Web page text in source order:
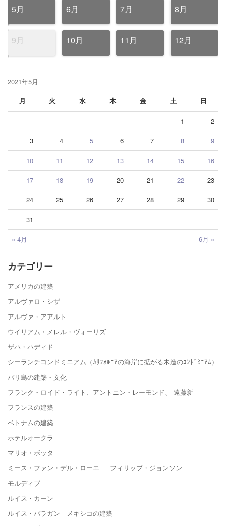
5月 6月 7月 8月
9月 10月 11月 12月
2021年5月
月
火 水 木 金 土 日
« 4月 6月 »
1 2
3 4 5 6 7 8 9
10 11 12 13 14 15 16
17 18 19 20 21 22 23
24 25 26 27 28 29 30
31
カテゴリー
アメリカの建築
アルヴァロ・シザ
アルヴァ・アアルト
ウイリアム・メレル・ヴォーリズ
ザハ・ハディド
シーランチコンドミニアム（ｶﾘﾌｫﾙﾆｱの海岸に拡がる木造のｺﾝﾄﾞﾐﾆｱﾑ）
バリ島の建築・文化
フランク・ロイド・ライト、アントニン・レーモンド、 遠藤新
フランスの建築
ベトナムの建築
ホテルオークラ
マリオ・ボッタ
ミース・ファン・デル・ローエ フィリップ・ジョンソン
モルディブ
ルイス・カーン
ルイス・バラガン メキシコの建築